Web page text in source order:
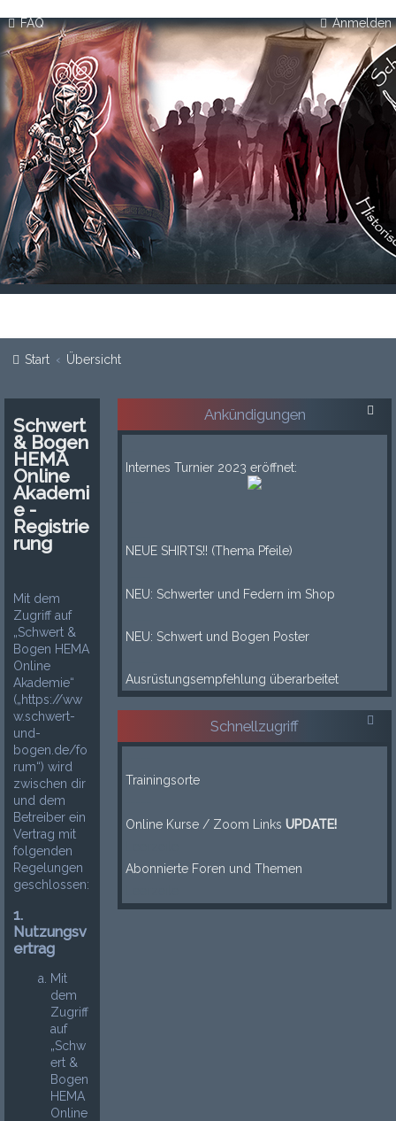
FAQ Anmelden
Start Übersicht
Schwert
& Bogen
HEMA
Online
Akademi
e -
Registrie
rung
Mit dem
Zugriff auf
„Schwert &
Bogen HEMA
Online
Akademie“
(„https://ww
w.schwert-
und-
bogen.de/fo
rum“) wird
zwischen dir
und dem
Betreiber ein
Vertrag mit
folgenden
Regelungen
geschlossen:
1.
Nutzungsv
ertrag
Mit
dem
Zugriff
auf
„Schw
ert &
Bogen
HEMA
Online
Ankündigungen
Internes Turnier 2023 eröffnet:
NEUE SHIRTS!! (Thema Pfeile)
NEU: Schwerter und Federn im Shop
NEU: Schwert und Bogen Poster
Ausrüstungsempfehlung überarbeitet
Schnellzugriff
Trainingsorte
Online Kurse / Zoom Links UPDATE!
Abonnierte Foren und Themen